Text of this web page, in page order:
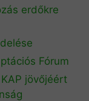
erdőkre
Fórum
jövőjéért